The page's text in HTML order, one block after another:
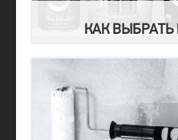
КАК ВЫБРАТЬ